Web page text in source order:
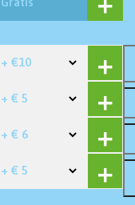
+ €10
+ € 5
+ € 6
+ € 5